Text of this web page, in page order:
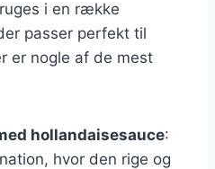
i en række
passer perfekt til
er nogle af de mest
hollandaisesauce:
hvor den rige og